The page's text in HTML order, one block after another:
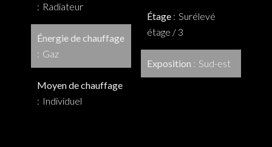
Radiateur
Énergie de chauffage
Gaz
Moyen de chauffage
Individuel
Étage
Surélevé
étage / 3
Exposition Sud-est